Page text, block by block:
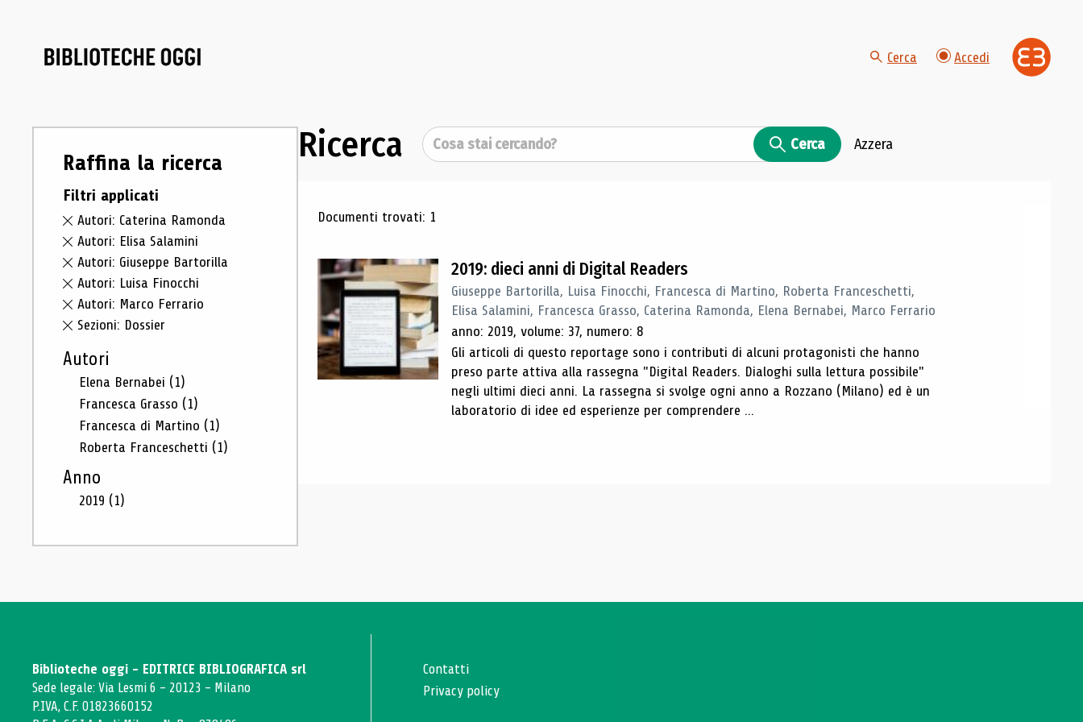
Cerca Accedi
Raffina la ricerca
Filtri applicati
Autori: Caterina Ramonda
Autori: Elisa Salamini
Autori: Giuseppe Bartorilla
Autori: Luisa Finocchi
Autori: Marco Ferrario
Sezioni: Dossier
Autori
Elena Bernabei (1)
Francesca Grasso (1)
Francesca di Martino (1)
Roberta Franceschetti (1)
Anno
2019 (1)
Ricerca Cerca Cerca Azzera
Risultati di ricerca
Documenti trovati: 1
2019: dieci anni di Digital Readers
Giuseppe Bartorilla, Luisa Finocchi, Francesca di Martino, Roberta Franceschetti,
Elisa Salamini, Francesca Grasso, Caterina Ramonda, Elena Bernabei, Marco Ferrario
anno: 2019, volume: 37, numero: 8
Gli articoli di questo reportage sono i contributi di alcuni protagonisti che hanno
preso parte attiva alla rassegna "Digital Readers. Dialoghi sulla lettura possibile"
negli ultimi dieci anni. La rassegna si svolge ogni anno a Rozzano (Milano) ed è un
laboratorio di idee ed esperienze per comprendere ...
Biblioteche oggi - EDITRICE BIBLIOGRAFICA srl
Sede legale: Via Lesmi 6 - 20123 - Milano
P.IVA, C.F. 01823660152
Contatti
Privacy policy